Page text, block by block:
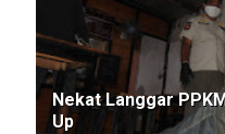
Nekat Langgar
Up